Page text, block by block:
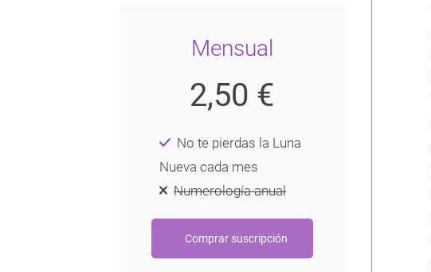
Mensual
2,50 €
No te pierdas la Luna
Nueva cada mes
Numerología anual